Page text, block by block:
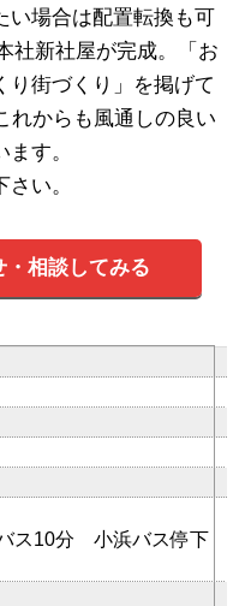
い場合は配置転換も可
社新社屋が完成。「お
り街づくり」を掲げて
れからも風通しの良い
す。
い。
・相談してみる
ス10分 小浜バス停下